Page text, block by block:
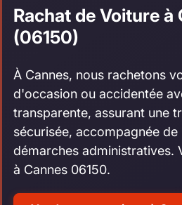
Rachat de Voiture à
(06150)
À Cannes, nous rachetons
d'occasion ou accidentée
transparente, assurant une
sécurisée, accompagnée
démarches administratives.
à Cannes 06150.